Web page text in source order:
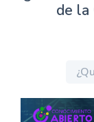
de la